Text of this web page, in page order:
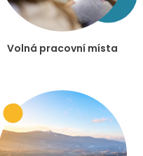
Volná pracovní místa